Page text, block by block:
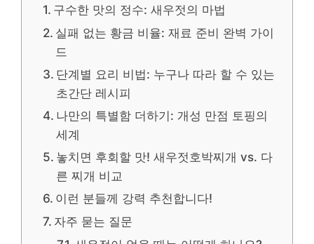
구수한 맛의 정수: 새우젓의 마법
실패 없는 황금 비율: 재료 준비 완벽 가이
드
단계별 요리 비법: 누구나 따라 할 수 있는
초간단 레시피
나만의 특별함 더하기: 개성 만점 토핑의
세계
놓치면 후회할 맛! 새우젓호박찌개 vs. 다
른 찌개 비교
이런 분들께 강력 추천합니다!
자주 묻는 질문